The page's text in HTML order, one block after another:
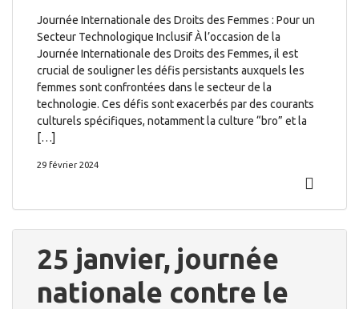
Journée Internationale des Droits des Femmes : Pour un
Secteur Technologique Inclusif À l’occasion de la
Journée Internationale des Droits des Femmes, il est
crucial de souligner les défis persistants auxquels les
femmes sont confrontées dans le secteur de la
technologie. Ces défis sont exacerbés par des courants
culturels spécifiques, notamment la culture “bro” et la
[…]
29 février 2024
25 janvier, journée
nationale contre le